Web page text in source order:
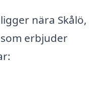
nära Skålö,
erbjuder